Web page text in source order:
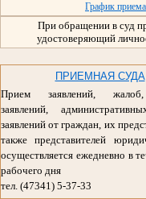
График приема
При обращении в суд
удостоверяющий
ПРИЕМНАЯ СУДА
Прием заявлений,
заявлений,
заявлений от граждан, их
также представителей
осуществляется ежедневно в
рабочего дня
тел. (47341) 5-37-33